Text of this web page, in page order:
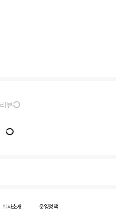
리뷰
회사소개
운영정책